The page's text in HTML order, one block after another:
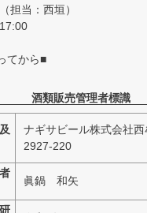
担当：西垣）
てから■
酒類販売管理者標識
ナギサビール株式会社
2927-220
眞鍋 和矢